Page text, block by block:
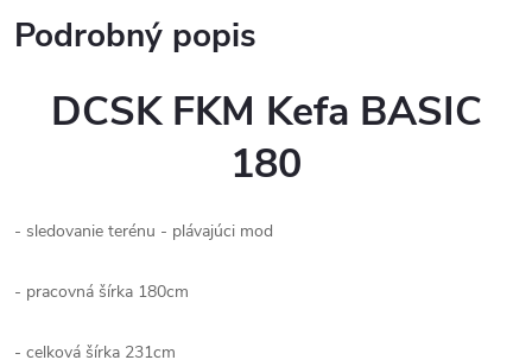
Podrobný popis
DCSK FKM Kefa BASIC
180
- sledovanie terénu - plávajúci mod
- pracovná šírka 180cm
- celková šírka 231cm